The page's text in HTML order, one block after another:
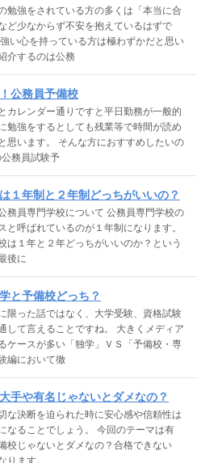
勉強をされている方の多くは「本当に合
ど少なからず不安を抱えているはずで
い心を持っている方は極わずかだと思い
介するのは公務
公務員予備校
カレンダー通りですと平日勤務が一般的
勉強をするとしても残業等で時間が読め
思います。 そんな方におすすめしたいの
務員試験予
１年制と２年制どっちがいいの？
務員専門学校について 公務員専門学校の
と呼ばれているのが１年制になります。
は１年と２年どっちがいいのか？という
後に
と予備校どっち？
限った話ではなく、大学受験、資格試験
して言えることですね。 大きくメディア
ケースが多い「独学」ＶＳ「予備校・専
編において徹
手や有名じゃないとダメなの？
な決断を迫られた時に安心感や信頼性は
なることでしょう。 今回のテーマは有
校じゃないとダメなの？合格できない
ります。